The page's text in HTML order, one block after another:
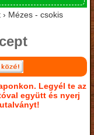
Mézes - csokis
Legyél te az
együtt és nyerj